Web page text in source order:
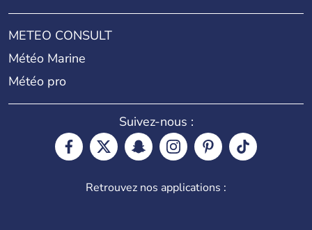
METEO CONSULT
Météo Marine
Météo pro
Suivez-nous :
Retrouvez nos applications :